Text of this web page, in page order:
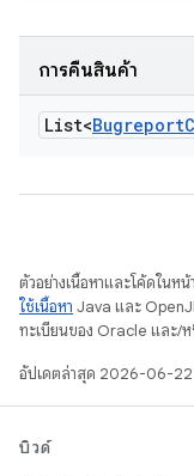
การคืนสินค้า
List<Bugreport
ตัวอย่างเนื้อหาและโค้ดในห
ใช้เนื้อหา Java และ
ทะเบียนของ Oracle และ/ห
อัปเดตล่าสุด 2026-06-22
บิวด์